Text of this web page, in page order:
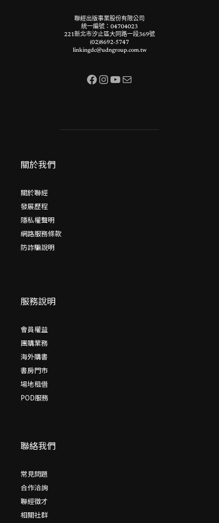
聯經出版事業股份有限公司
統一編號：04704023
221新北市汐止區大同路一段369號
(02)8692-5747
linkingdc@udngroup.com.tw
Facebook InstagramYouTube 電子郵件
關於我們
關於聯經
發展歷程
隱私權聲明
網路服務條款
防詐騙說明
服務說明
會員權益
團購業務
海外購書
書房門市
場地租借
POD服務
聯絡我們
常見問題
合作洽詢
聯經徵才
相關社群